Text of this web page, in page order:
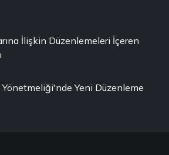
İlişkin Düzenlemeleri İçeren
Yönetmeliği'nde Yeni Düzenleme